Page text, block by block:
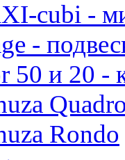
cubi -
-
50 и 20
Rondo